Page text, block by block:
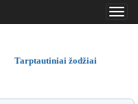
..
..
Tarptautiniai žodžiai